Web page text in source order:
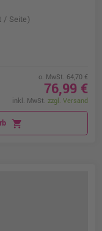
/ Seite)
o. MwSt. 64,70 €
76,99 €
inkl. MwSt. zzgl. Versand
shopping_cart